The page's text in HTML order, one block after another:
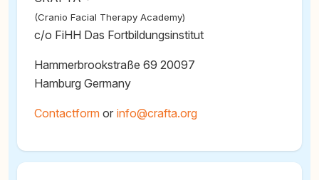
(Cranio Facial Therapy Academy)
c/o FiHH Das Fortbildungsinstitut
Hammerbrookstraße 69 20097
Hamburg Germany
Contactform or @